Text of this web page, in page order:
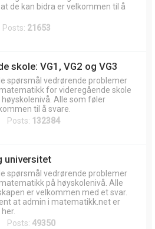
de kan bidra er velkommen til å
21653
skole: VG1, VG2 og VG3
spørsmål vedrørende problemer
for videregående skole
høyskolenivå. Alle som føler
til å svare.
Posts: 132384
universitet
spørsmål vedrørende problemer
på høyskolenivå. Alle
er velkommen med et svar.
at admin i matematikk.net er
Posts: 49350